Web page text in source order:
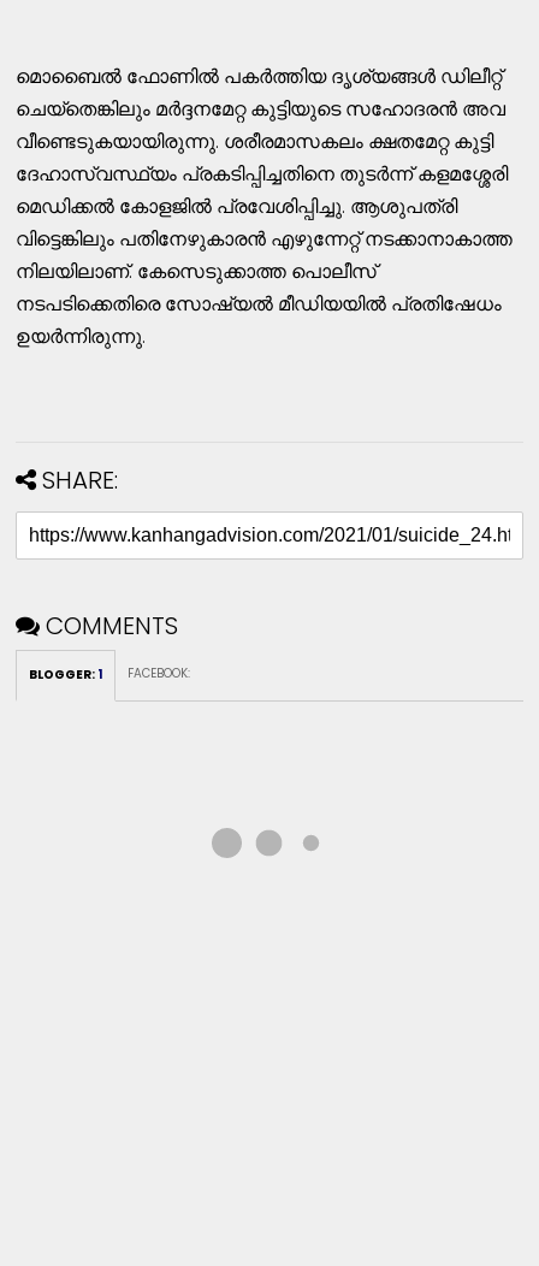
മൊബൈല്‍ ഫോണില്‍ പകര്‍ത്തിയ ദൃശ്യങ്ങള്‍ ഡിലീറ്റ്
ചെയ്തെങ്കിലും മര്‍ദ്ദനമേറ്റ കുട്ടിയുടെ സഹോദരന്‍ അവ
വീണ്ടെടുകയായിരുന്നു. ശരീരമാസകലം ക്ഷതമേറ്റ കുട്ടി
ദേഹാസ്വസ്ഥ്യം പ്രകടിപ്പിച്ചതിനെ തുടര്‍ന്ന് കളമശ്ശേരി
മെഡിക്കല്‍ കോളജില്‍ പ്രവേശിപ്പിച്ചു. ആശുപത്രി
വിട്ടെങ്കിലും പതിനേഴുകാരന്‍ എഴുന്നേറ്റ് നടക്കാനാകാത്ത
നിലയിലാണ്. കേസെടുക്കാത്ത പൊലീസ്
നടപടിക്കെതിരെ സോഷ്യല്‍ മീഡിയയില്‍ പ്രതിഷേധം
ഉയര്‍ന്നിരുന്നു.
SHARE:
COMMENTS
BLOGGER: 1 FACEBOOK: